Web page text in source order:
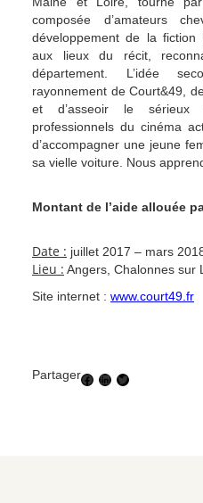
composée d’amateurs
développement de la fiction
aux lieux du récit,
département. L’idée
rayonnement de Court&49,
et d’asseoir le
professionnels du cinéma
d’accompagner une jeune
sa vielle voiture. Nous
Montant de l’aide allouée
Date : juillet 2017 – mars
Lieu : Angers, Chalonnes sur
Site internet : www.court49.fr
PartagerFacebook
LinkedIn
Twitter